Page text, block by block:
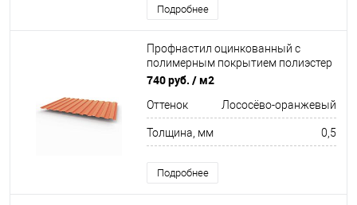
Подробнее
Профнастил оцинкованный с
полимерным покрытием полиэстер
С8 buildstor 0,5х1180мм RAL 2012
740 руб. / м2
Оттенок Лососёво-оранжевый
Толщина, мм 0,5
Подробнее